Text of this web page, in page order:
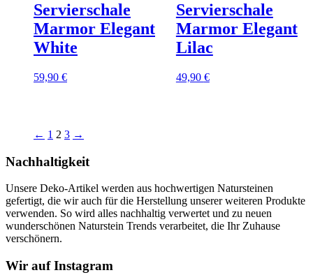
Servierschale
Marmor Elegant
White
59,90 €
Servierschale
Marmor Elegant
Lilac
49,90 €
← 1 2 3 →
Nachhaltigkeit
Unsere Deko-Artikel werden aus hochwertigen Natursteinen
gefertigt, die wir auch für die Herstellung unserer weiteren Produkte
verwenden. So wird alles nachhaltig verwertet und zu neuen
wunderschönen Naturstein Trends verarbeitet, die Ihr Zuhause
verschönern.
Wir auf Instagram